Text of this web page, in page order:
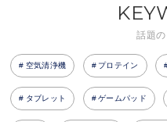
話題
空気清浄機 プロテイン
タブレット ゲームパッド